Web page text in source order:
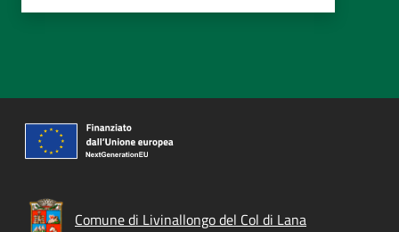
Comune di Livinallongo del Col di Lana